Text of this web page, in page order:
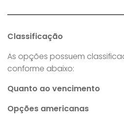
Classificação
As opções possuem
conforme abaixo:
Quanto ao vencimento
Opções americanas